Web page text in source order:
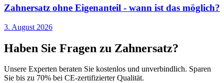
Zahnersatz ohne Eigenanteil - wann ist das möglich?
3. August 2026
Haben Sie Fragen zu Zahnersatz?
Unsere Experten beraten Sie kostenlos und unverbindlich. Sparen
Sie bis zu 70% bei CE-zertifizierter Qualität.